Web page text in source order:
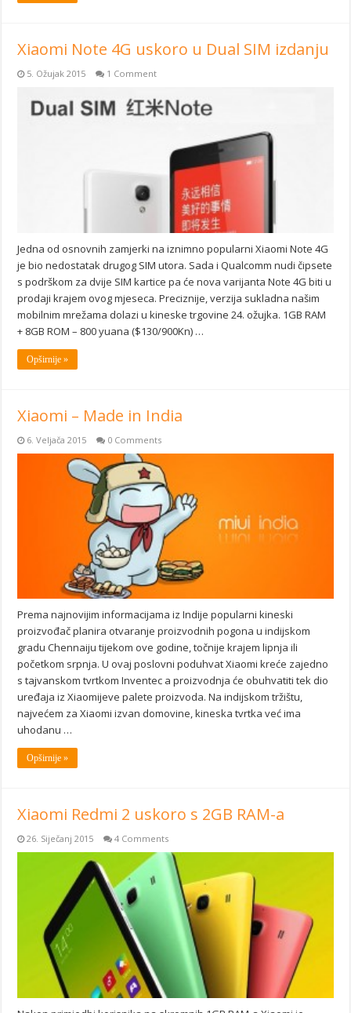
Xiaomi Note 4G uskoro u Dual SIM izdanju
5. Ožujak 2015 1 Comment
Jedna od osnovnih zamjerki na iznimno popularni Xiaomi Note 4G
je bio nedostatak drugog SIM utora. Sada i Qualcomm nudi čipsete
s podrškom za dvije SIM kartice pa će nova varijanta Note 4G biti u
prodaji krajem ovog mjeseca. Preciznije, verzija sukladna našim
mobilnim mrežama dolazi u kineske trgovine 24. ožujka. 1GB RAM
+ 8GB ROM – 800 yuana ($130/900Kn) …
Opširnije »
Xiaomi – Made in India
6. Veljača 2015 0 Comments
Prema najnovijim informacijama iz Indije popularni kineski
proizvođač planira otvaranje proizvodnih pogona u indijskom
gradu Chennaiju tijekom ove godine, točnije krajem lipnja ili
početkom srpnja. U ovaj poslovni poduhvat Xiaomi kreće zajedno
s tajvanskom tvrtkom Inventec a proizvodnja će obuhvatiti tek dio
uređaja iz Xiaomijeve palete proizvoda. Na indijskom tržištu,
najvećem za Xiaomi izvan domovine, kineska tvrtka već ima
uhodanu …
Opširnije »
Xiaomi Redmi 2 uskoro s 2GB RAM-a
26. Siječanj 2015 4 Comments